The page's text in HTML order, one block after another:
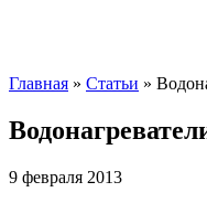
Главная » Статьи »
9 февраля 2013